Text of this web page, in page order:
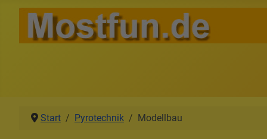
Start Pyrotechnik Modellbau